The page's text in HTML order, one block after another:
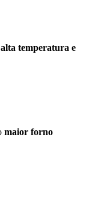
alta temperatura e
maior forno